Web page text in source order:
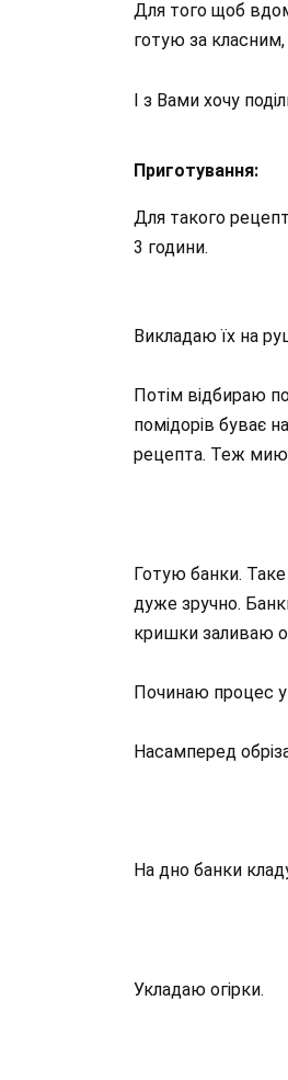
Для того щоб
готую за
І з Вами хочу
Приготування:
Для такого
3 години.
Викладаю їх на
Потім відбираю
помідорів буває
рецепта. Теж мию
Готую банки. Таке
дуже зручно.
кришки заливаю
Починаю процес
Насамперед
На дно банки
Укладаю огірки.